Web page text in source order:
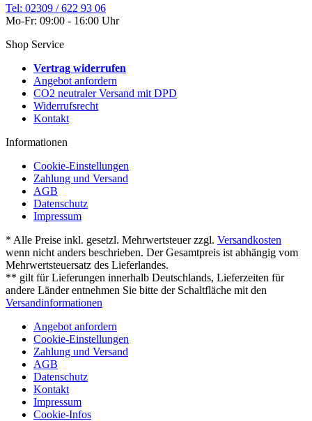
Tel: 02309 / 622 93 06
Mo-Fr: 09:00 - 16:00 Uhr
Shop Service
Vertrag widerrufen
Angebot anfordern
CO2 neutraler Versand mit DPD
Widerrufsrecht
Kontakt
Informationen
Cookie-Einstellungen
Zahlung und Versand
AGB
Datenschutz
Impressum
* Alle Preise inkl. gesetzl. Mehrwertsteuer zzgl. Versandkosten
wenn nicht anders beschrieben. Der Gesamtpreis ist abhängig vom
Mehrwertsteuersatz des Lieferlandes.
** gilt für Lieferungen innerhalb Deutschlands, Lieferzeiten für
andere Länder entnehmen Sie bitte der Schaltfläche mit den
Versandinformationen
Angebot anfordern
Cookie-Einstellungen
Zahlung und Versand
AGB
Datenschutz
Kontakt
Impressum
Cookie-Infos